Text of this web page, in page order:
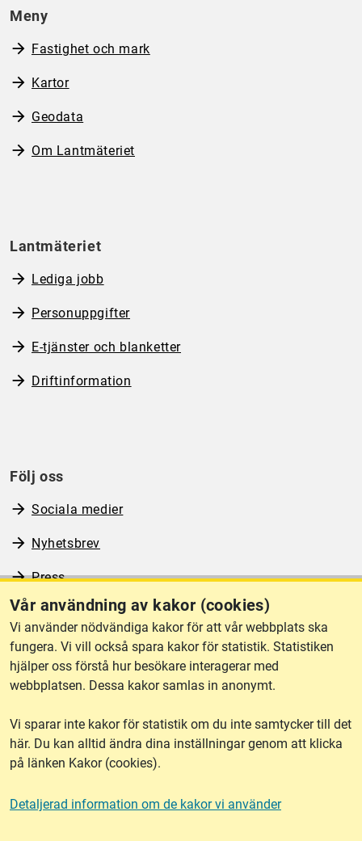
Vår användning av kakor (cookies)
Vi använder nödvändiga kakor för att vår webbplats ska
fungera. Vi vill också spara kakor för statistik. Statistiken
hjälper oss förstå hur besökare interagerar med
webbplatsen. Dessa kakor samlas in anonymt.
Vi sparar inte kakor för statistik om du inte samtycker till det
här. Du kan alltid ändra dina inställningar genom att klicka
på länken Kakor (cookies).
Detaljerad information om de kakor vi använder
Meny
Fastighet och mark
Kartor
Geodata
Om Lantmäteriet
Lantmäteriet
Lediga jobb
Personuppgifter
E-tjänster och blanketter
Driftinformation
Följ oss
Sociala medier
Nyhetsbrev
Press
RSS
Om webbplatsen
Tillgänglighet
Other languages
Kakor (cookies)